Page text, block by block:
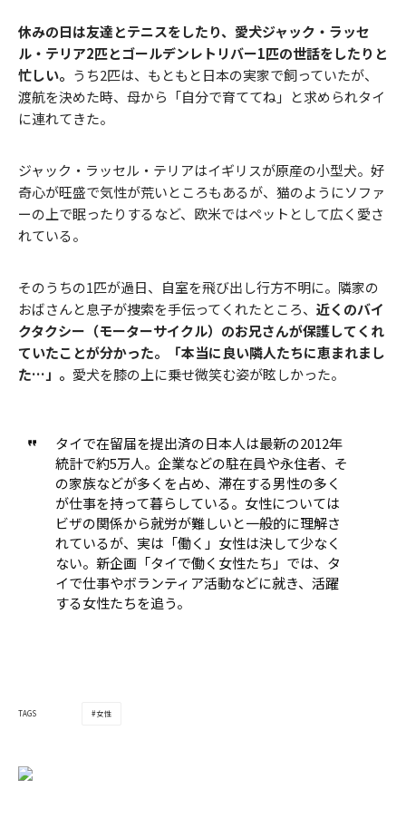
休みの日は友達とテニスをしたり、愛犬ジャック・ラッセ
ル・テリア2匹とゴールデンレトリバー1匹の世話をしたりと
忙しい。 うち2匹は、もともと日本の実家で飼っていたが、
渡航を決めた時、母から「自分で育ててね」と求められタイ
に連れてきた。
ジャック・ラッセル・テリアはイギリスが原産の小型犬。好
奇心が旺盛で気性が荒いところもあるが、猫のようにソファ
ーの上で眠ったりするなど、欧米ではペットとして広く愛さ
れている。
そのうちの1匹が過日、自室を飛び出し行方不明に。隣家の
おばさんと息子が捜索を手伝ってくれたところ、 近くのバイ
クタクシー（モーターサイクル）のお兄さんが保護してくれ
ていたことが分かった。「本当に良い隣人たちに恵まれまし
た…」。 愛犬を膝の上に乗せ微笑む姿が眩しかった。
タイで在留届を提出済の日本人は最新の2012年
統計で約5万人。企業などの駐在員や永住者、そ
の家族などが多くを占め、滞在する男性の多く
が仕事を持って暮らしている。女性については
ビザの関係から就労が難しいと一般的に理解さ
れているが、実は「働く」女性は決して少なく
ない。新企画「タイで働く女性たち」では、タ
イで仕事やボランティア活動などに就き、活躍
する女性たちを追う。
TAGS 女性